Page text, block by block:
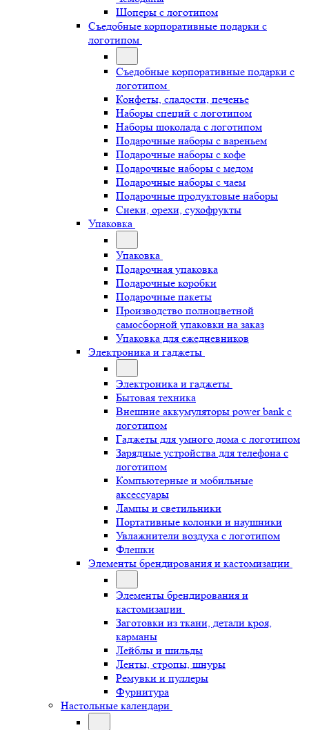
Шоперы с логотипом
Съедобные корпоративные подарки с
логотипом
Съедобные корпоративные подарки с
логотипом
Конфеты, сладости, печенье
Наборы специй с логотипом
Наборы шоколада с логотипом
Подарочные наборы с вареньем
Подарочные наборы с кофе
Подарочные наборы с медом
Подарочные наборы с чаем
Подарочные продуктовые наборы
Снеки, орехи, сухофрукты
Упаковка
Упаковка
Подарочная упаковка
Подарочные коробки
Подарочные пакеты
Производство полноцветной
самосборной упаковки на заказ
Упаковка для ежедневников
Электроника и гаджеты
Электроника и гаджеты
Бытовая техника
Внешние аккумуляторы power bank с
логотипом
Гаджеты для умного дома с логотипом
Зарядные устройства для телефона с
логотипом
Компьютерные и мобильные
аксессуары
Лампы и светильники
Портативные колонки и наушники
Увлажнители воздуха с логотипом
Флешки
Элементы брендирования и кастомизации
Элементы брендирования и
кастомизации
Заготовки из ткани, детали кроя,
карманы
Лейблы и шильды
Ленты, стропы, шнуры
Ремувки и пуллеры
Фурнитура
Настольные календари